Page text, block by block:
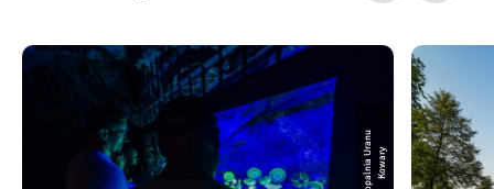
K
o
p
a
l
ni
a U
r
a
n
u
K
o
w
a
r y